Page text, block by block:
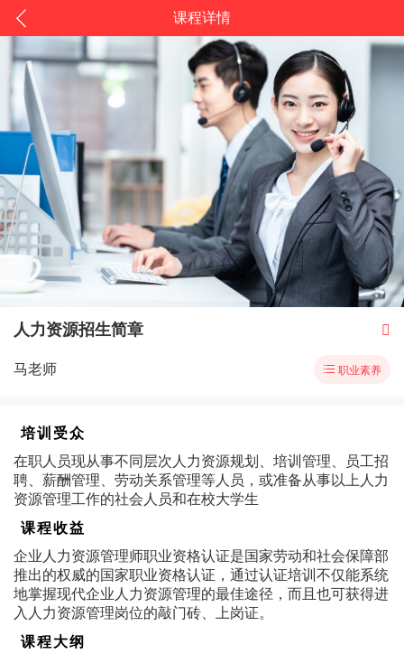
课程详情
人力资源招生简章 
马老师  职业素养
培训受众
在职人员现从事不同层次人力资源规划、培训管理、员工招
聘、薪酬管理、劳动关系管理等人员，或准备从事以上人力
资源管理工作的社会人员和在校大学生
课程收益
企业人力资源管理师职业资格认证是国家劳动和社会保障部
推出的权威的国家职业资格认证，通过认证培训不仅能系统
地掌握现代企业人力资源管理的最佳途径，而且也可获得进
入人力资源管理岗位的敲门砖、上岗证。
课程大纲